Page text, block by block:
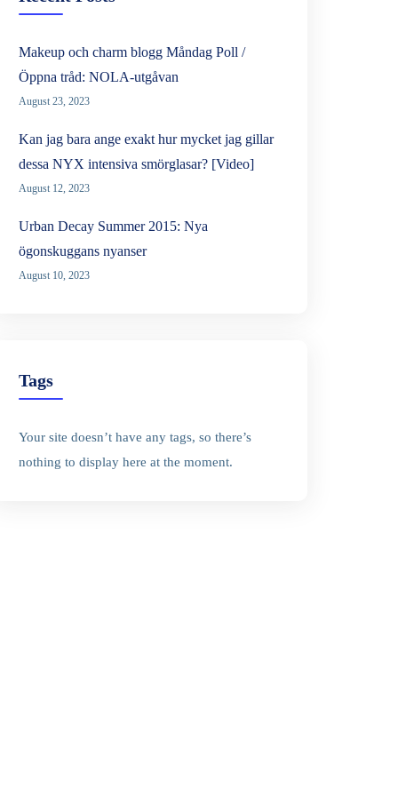
Makeup och charm blogg Måndag Poll /
Öppna tråd: NOLA-utgåvan
August 23, 2023
Kan jag bara ange exakt hur mycket jag gillar
dessa NYX intensiva smörglasar? [Video]
August 12, 2023
Urban Decay Summer 2015: Nya
ögonskuggans nyanser
August 10, 2023
Tags
Your site doesn’t have any tags, so there’s
nothing to display here at the moment.